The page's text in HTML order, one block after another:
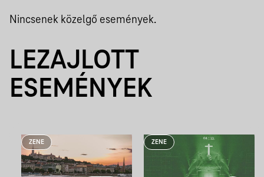
Nincsenek közelgő események.
LEZAJLOTT
ESEMÉNYEK
ZENE ZENE